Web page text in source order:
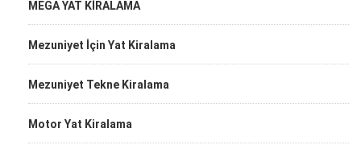
MEGA YAT KİRALAMA
Mezuniyet İçin Yat Kiralama
Mezuniyet Tekne Kiralama
Motor Yat Kiralama